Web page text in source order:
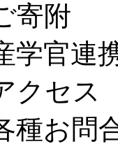
寄附
学官連
クセス
種お問